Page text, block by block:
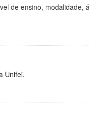
de ensino, modalidade,
Unifei.